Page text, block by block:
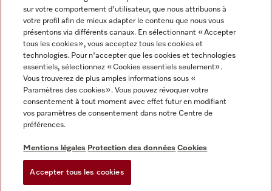
Informations légales
CGV
Conditions d’utilisation
Déclaration d'accessibilité
Digital Services Act
sur votre comportement d'utilisateur, que nous attribuons à
votre profil afin de mieux adapter le contenu que nous vous
présentons via différents canaux. En sélectionnant « Accepter
tous les cookies », vous acceptez tous les cookies et
technologies. Pour n'accepter que les cookies et technologies
essentiels, sélectionnez « Cookies essentiels seulement».
Vous trouverez de plus amples informations sous «
Paramètres des cookies ». Vous pouvez révoquer votre
consentement à tout moment avec effet futur en modifiant
vos paramètres de consentement dans notre Centre de
préférences.
Mentions légales Protection des données Cookies
Accepter tous les cookies